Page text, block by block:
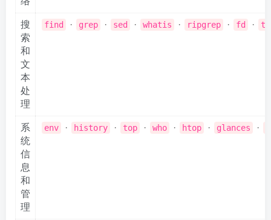
搜
索
和
文
本
处
理
find · grep · sed · whatis · ripgrep · fd ·
系
统
信
息
和
管
理
env · history · top · who · htop · glances ·